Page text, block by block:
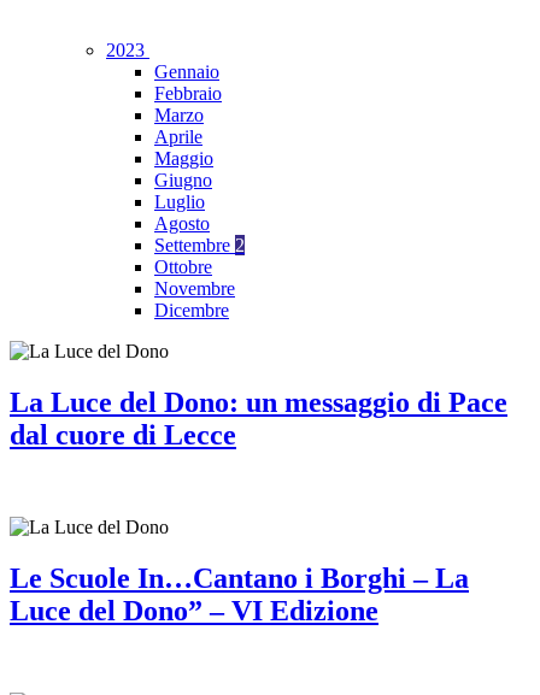
2023
Gennaio
Febbraio
Marzo
Aprile
Maggio
Giugno
Luglio
Agosto
Settembre 2
Ottobre
Novembre
Dicembre
La Luce del Dono: un messaggio di Pace
dal cuore di Lecce
Le Scuole In…Cantano i Borghi – La
Luce del Dono” – VI Edizione